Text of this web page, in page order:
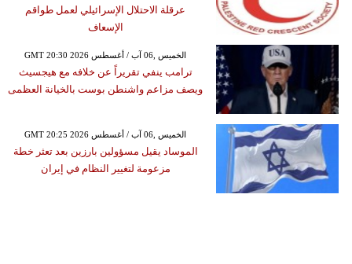
عرقلة الاحتلال الإسرائيلي لعمل طواقم
الإسعاف
GMT 20:30 2026 الخميس ,06 آب / أغسطس
ترامب ينفي تقريراً عن خلافه مع هيجسيث
ويصف مزاعم واشنطن بوست بالخيانة العظمى
GMT 20:25 2026 الخميس ,06 آب / أغسطس
الموساد يقيل مسؤولين بارزين بعد تعثر خطة
مزعومة لتغيير النظام في إيران